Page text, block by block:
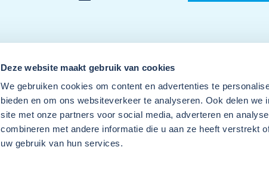
Deze website maakt gebruik van cookies
We gebruiken cookies om content en advertenties te
bieden en om ons websiteverkeer te analyseren. Ook delen we
site met onze partners voor social media, adverteren en
combineren met andere informatie die u aan ze heeft verstrekt
uw gebruik van hun services.